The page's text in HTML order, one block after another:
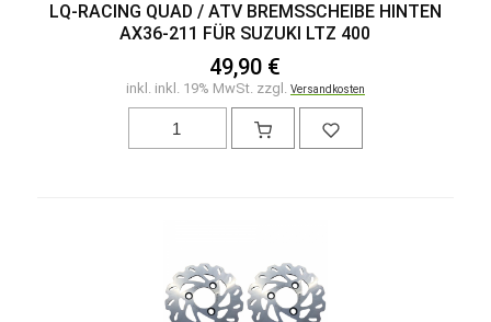
LQ-RACING QUAD / ATV BREMSSCHEIBE HINTEN
AX36-211 FÜR SUZUKI LTZ 400
49,90 €
inkl. inkl. 19% MwSt. zzgl. Versandkosten